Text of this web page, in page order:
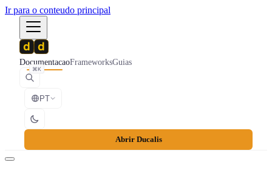
Ir para o conteudo principal
DocumentacaoFrameworksGuias
⌘K
PT
Abrir Ducalis